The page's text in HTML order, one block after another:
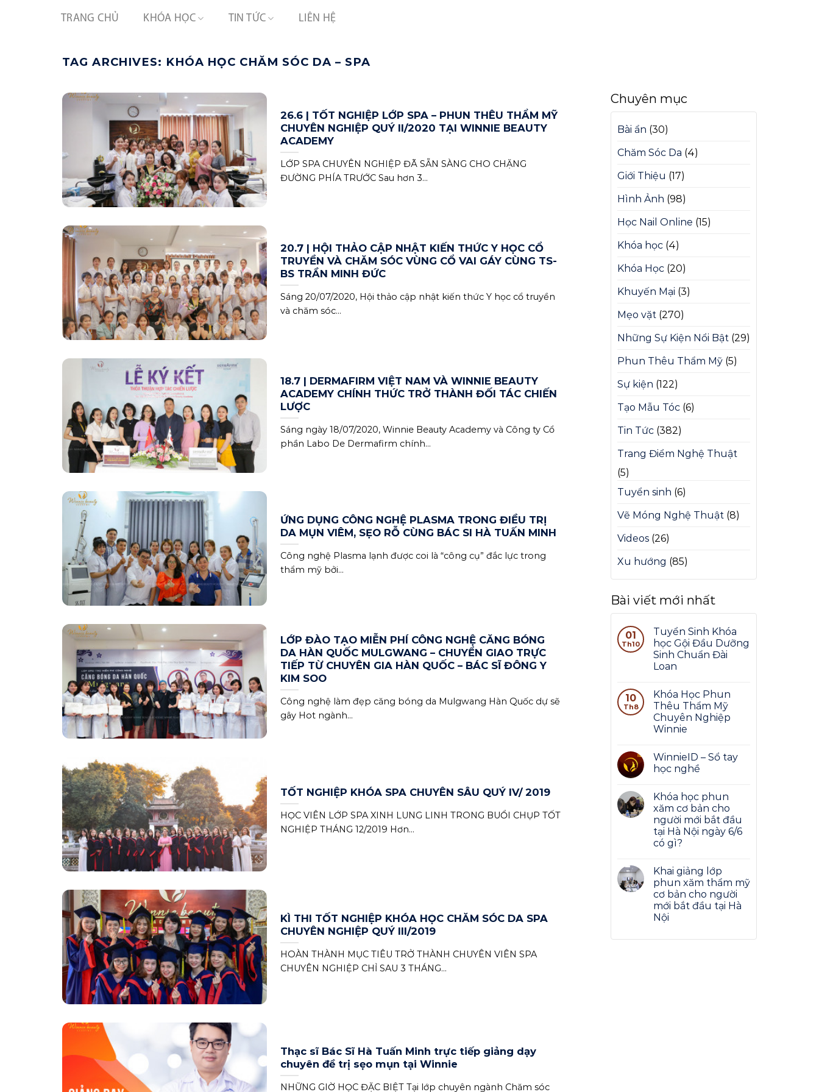
TRANG CHỦ KHÓA HỌC TIN TỨC LIÊN HỆ
TAG ARCHIVES: KHÓA HỌC CHĂM SÓC DA – SPA
26.6 | TỐT NGHIỆP LỚP SPA – PHUN THÊU THẨM MỸ
CHUYÊN NGHIỆP QUÝ II/2020 TẠI WINNIE BEAUTY
ACADEMY
LỚP SPA CHUYÊN NGHIỆP ĐÃ SẴN SÀNG CHO CHẶNG
ĐƯỜNG PHÍA TRƯỚC Sau hơn 3...
20.7 | HỘI THẢO CẬP NHẬT KIẾN THỨC Y HỌC CỔ
TRUYỀN VÀ CHĂM SÓC VÙNG CỔ VAI GÁY CÙNG TS-
BS TRẦN MINH ĐỨC
Sáng 20/07/2020, Hội thảo cập nhật kiến thức Y học cổ truyền
và chăm sóc...
18.7 | DERMAFIRM VIỆT NAM VÀ WINNIE BEAUTY
ACADEMY CHÍNH THỨC TRỞ THÀNH ĐỐI TÁC CHIẾN
LƯỢC
Sáng ngày 18/07/2020, Winnie Beauty Academy và Công ty Cổ
phần Labo De Dermafirm chính...
ỨNG DỤNG CÔNG NGHỆ PLASMA TRONG ĐIỀU TRỊ
DA MỤN VIÊM, SẸO RỖ CÙNG BÁC SI HÀ TUẤN MINH
Công nghệ Plasma lạnh được coi là “công cụ” đắc lực trong
thẩm mỹ bởi...
LỚP ĐÀO TẠO MIỄN PHÍ CÔNG NGHỆ CĂNG BÓNG
DA HÀN QUỐC MULGWANG – CHUYỂN GIAO TRỰC
TIẾP TỪ CHUYÊN GIA HÀN QUỐC – BÁC SĨ ĐÔNG Y
KIM SOO
Công nghệ làm đẹp căng bóng da Mulgwang Hàn Quốc dự sẽ
gây Hot ngành...
TỐT NGHIỆP KHÓA SPA CHUYÊN SÂU QUÝ IV/ 2019
HỌC VIÊN LỚP SPA XINH LUNG LINH TRONG BUỔI CHỤP TỐT
NGHIỆP THÁNG 12/2019 Hơn...
KÌ THI TỐT NGHIỆP KHÓA HỌC CHĂM SÓC DA SPA
CHUYÊN NGHIỆP QUÝ III/2019
HOÀN THÀNH MỤC TIÊU TRỞ THÀNH CHUYÊN VIÊN SPA
CHUYÊN NGHIỆP CHỈ SAU 3 THÁNG...
Thạc sĩ Bác Sĩ Hà Tuấn Minh trực tiếp giảng dạy
chuyên đề trị sẹo mụn tại Winnie
NHỮNG GIỜ HỌC ĐẶC BIỆT Tại lớp chuyên ngành Chăm sóc
Chuyên mục
Bài ẩn (30)
Chăm Sóc Da (4)
Giới Thiệu (17)
Hình Ảnh (98)
Học Nail Online (15)
Khóa học (4)
Khóa Học (20)
Khuyến Mại (3)
Mẹo vặt (270)
Những Sự Kiện Nổi Bật (29)
Phun Thêu Thẩm Mỹ (5)
Sự kiện (122)
Tạo Mẫu Tóc (6)
Tin Tức (382)
Trang Điểm Nghệ Thuật
(5)
Tuyển sinh (6)
Vẽ Móng Nghệ Thuật (8)
Videos (26)
Xu hướng (85)
Bài viết mới nhất
01
Th10
Tuyển Sinh Khóa
học Gội Đầu Dưỡng
Sinh Chuẩn Đài
Loan
10
Th8
Khóa Học Phun
Thêu Thẩm Mỹ
Chuyên Nghiệp
Winnie
WinnieID – Sổ tay
học nghề
Khóa học phun
xăm cơ bản cho
người mới bắt đầu
tại Hà Nội ngày 6/6
có gì?
Khai giảng lớp
phun xăm thẩm mỹ
cơ bản cho người
mới bắt đầu tại Hà
Nội